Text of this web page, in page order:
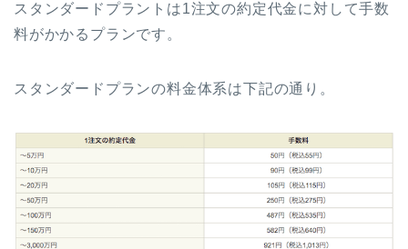
スタンダードプラントは1注文の約定代金に対して手数
料がかかるプランです。
スタンダードプランの料金体系は下記の通り。